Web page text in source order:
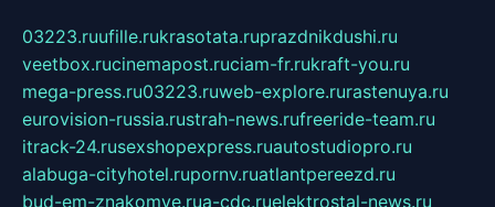
03223.ruufille.rukrasotata.ruprazdnikdushi.ru
veetbox.rucinemapost.ruciam-fr.rukraft-you.ru
mega-press.ru03223.ruweb-explore.rurastenuya.ru
eurovision-russia.rustrah-news.rufreeride-team.ru
itrack-24.rusexshopexpress.ruautostudiopro.ru
alabuga-cityhotel.rupornv.ruatlantpereezd.ru
bud-em-znakomye.rua-cdc.ruelektrostal-news.ru